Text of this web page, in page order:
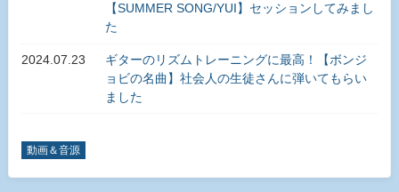
【SUMMER SONG/YUI】セッションしてみまし
た
2024.07.23
ギターのリズムトレーニングに最高！【ボンジ
ョビの名曲】社会人の生徒さんに弾いてもらい
ました
動画＆音源